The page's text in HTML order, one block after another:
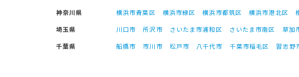
神奈川県
横浜市青葉区 横浜市緑区 横浜市都筑区 横浜市港北区
埼玉県
川口市 所沢市 さいたま市浦和区 さいたま市南区 草加
千葉県
船橋市 市川市 松戸市 八千代市 千葉市稲毛区 習志野